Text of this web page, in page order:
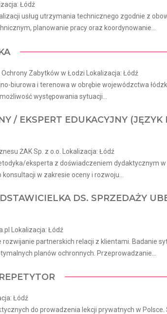
Łódź
usług utrzymania technicznego zgodnie z
planowanie pracy oraz koordynowanie...
Zabytków w Łodzi Lokalizacja: Łódź
biurowa i terenowa w obrębie wojewódzctwa
występowania sytuacji...
/ EKSPERT EDUKACYJNY
ŻAK Sp. z o.o. Lokalizacja: Łódź
eksperta z doświadczeniem dydaktycznym
w zakresie oceny i rozwoju...
DS. SPRZEDAŻY
Lokalizacja: Łódź
partnerskich relacji z klientami. Badanie
planów ochronnych. Przeprowadzanie...
Łódź
do prowadzenia lekcji prywatnych w